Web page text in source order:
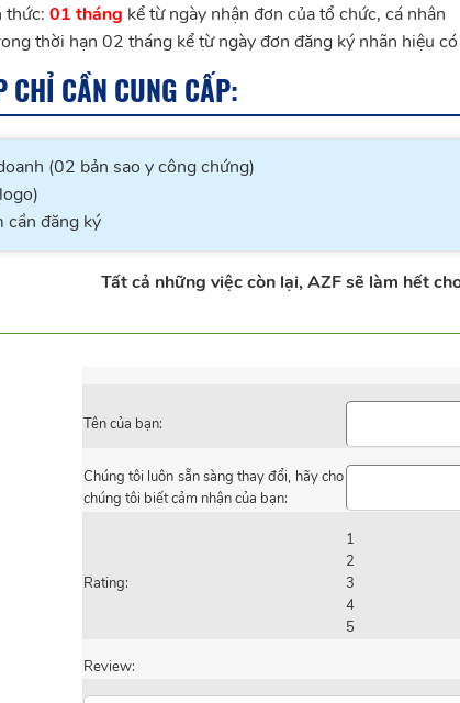
thức: 01 tháng kể từ ngày nhận đơn của tổ chức, cá nhân
thời hạn 02 tháng kể từ ngày đơn đăng ký nhãn hiệu
CHỈ CẦN CUNG CẤP:
(02 bản sao y công chứng)
cần đăng ký
Tất cả những việc còn lại, AZF sẽ làm hết
Tên của bạn:
Chúng tôi luôn sẵn sàng thay đổi, hãy cho
chúng tôi biết cảm nhận của bạn:
Rating:
1
2
3
4
5
Review: